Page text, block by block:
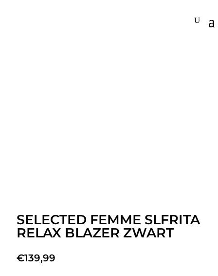
SELECTED FEMME SLFRITA
RELAX BLAZER ZWART
€139,99